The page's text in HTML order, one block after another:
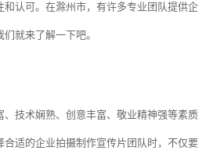
和认可。在滁州市，有许多专业团队提供企
就来了解一下吧。
技术娴熟、创意丰富、敬业精神强等素质
适的企业拍摄制作宣传片团队时，不仅要